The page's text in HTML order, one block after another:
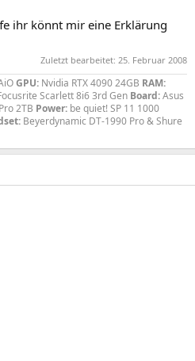
ihr könnt mir eine Erklärung
Zuletzt bearbeitet: 25. Februar 2008
GPU: Nvidia RTX 4090 24GB RAM:
Scarlett 8i6 3rd Gen Board:Asus
2TB Power: be quiet! SP 11 1000
Beyerdynamic DT-1990 Pro & Shure